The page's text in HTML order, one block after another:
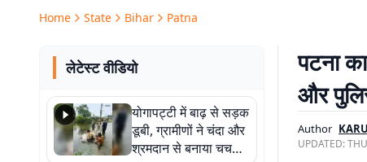
Home State Bihar Patna
लेटेस्ट वीडियो
योगापट्टी में बाढ़ से सड़क
डूबी, ग्रामीणों ने चंदा और
श्रमदान से बनाया चचरी
पटना
और
Author
UPDATED: